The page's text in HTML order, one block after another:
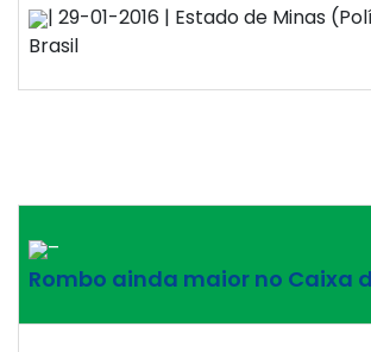
| 29-01-2016 | Estado de Minas
Brasil
–
Rombo ainda maior no Caixa